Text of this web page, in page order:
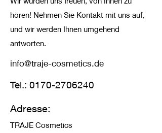
hören! Nehmen Sie Kontakt mit uns auf,
und wir werden Ihnen umgehend
antworten.
info@traje-cosmetics.de
Tel.: 0170-2706240
Adresse:
TRAJE Cosmetics